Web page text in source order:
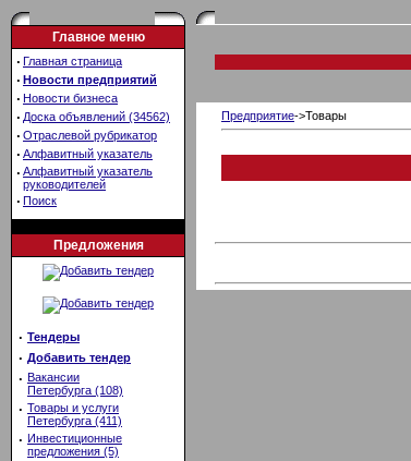
Главное меню
· Главная страница
· Новости предприятий
· Новости бизнеса
· Доска объявлений (34562)
· Отраслевой рубрикатор
· Алфавитный указатель
· Алфавитный указатель
руководителей
· Поиск
Предложения
· Тендеры
· Добавить тендер
· Вакансии
Петербурга (108)
· Товары и услуги
Петербурга (411)
· Инвестиционные
предложения (5)
Предприятие->Товары